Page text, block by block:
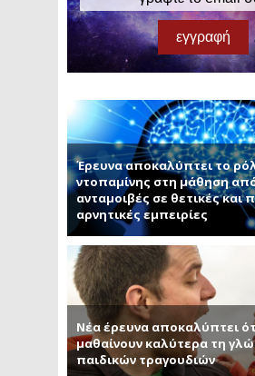
Έρευνα αποκαλύπτει το
ντοπαμίνης στη μάθηση
ανταμοιβές σε θετικές και
αρνητικές εμπειρίες
Νέα έρευνα αποκαλύπτει
μαθαίνουν καλύτερα τη
παιδικών τραγουδιών